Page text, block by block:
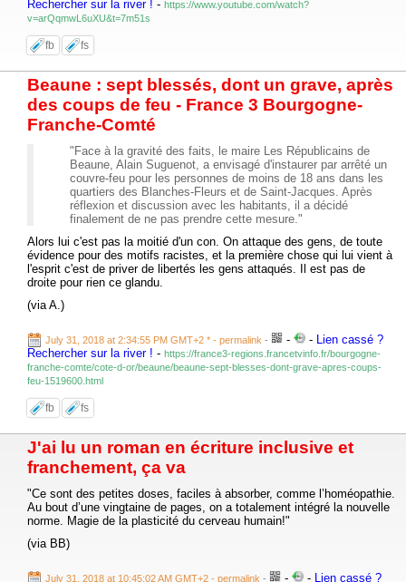
Rechercher sur la river ! - https://www.youtube.com/watch?
v=arQqmwL6uXU&t=7m51s
fb fs
Beaune : sept blessés, dont un grave, après
des coups de feu - France 3 Bourgogne-
Franche-Comté
"Face à la gravité des faits, le maire Les Républicains de
Beaune, Alain Suguenot, a envisagé d'instaurer par arrêté un
couvre-feu pour les personnes de moins de 18 ans dans les
quartiers des Blanches-Fleurs et de Saint-Jacques. Après
réflexion et discussion avec les habitants, il a décidé
finalement de ne pas prendre cette mesure."
Alors lui c'est pas la moitié d'un con. On attaque des gens, de toute
évidence pour des motifs racistes, et la première chose qui lui vient à
l'esprit c'est de priver de libertés les gens attaqués. Il est pas de
droite pour rien ce glandu.
(via A.)
July 31, 2018 at 2:34:55 PM GMT+2 * - permalink - - - Lien cassé ?
Rechercher sur la river ! - https://france3-regions.francetvinfo.fr/bourgogne-
franche-comte/cote-d-or/beaune/beaune-sept-blesses-dont-grave-apres-coups-
feu-1519600.html
fb fs
J'ai lu un roman en écriture inclusive et
franchement, ça va
"Ce sont des petites doses, faciles à absorber, comme l’homéopathie.
Au bout d’une vingtaine de pages, on a totalement intégré la nouvelle
norme. Magie de la plasticité du cerveau humain!"
(via BB)
July 31, 2018 at 10:45:02 AM GMT+2 - permalink - - - Lien cassé ?